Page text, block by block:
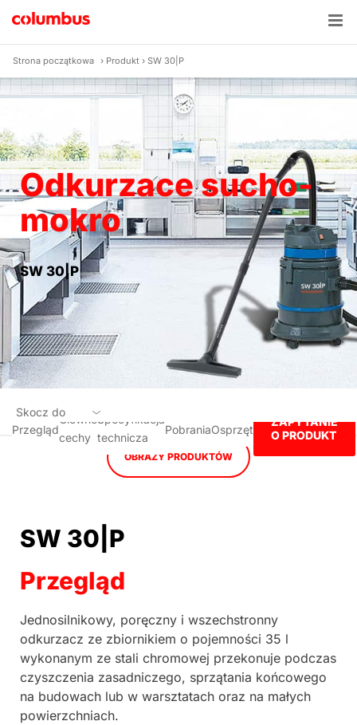
content
Strona początkowa › Produkt › SW 30|P
Odkurzace sucho-
mokro
SW 30|P
Przegląd
Główne
cechy
Specyfikacja
technicza
PobraniaOsprzęt
ZAPYTANIE
O PRODUKT
Skocz do
Przegląd
Pobrania
Osprzęt
ZAPYTANIE O PRODUKT
OBRAZY PRODUKTÓW
SW 30|P
Przegląd
Jednosilnikowy, poręczny i wszechstronny
odkurzacz ze zbiornikiem o pojemności 35 l
wykonanym ze stali chromowej przekonuje podczas
czyszczenia zasadniczego, sprzątania końcowego
na budowach lub w warsztatach oraz na małych
powierzchniach.